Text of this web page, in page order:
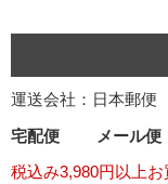
運送会社：日本郵便
宅配便
メール便
税込み3,980円以上お